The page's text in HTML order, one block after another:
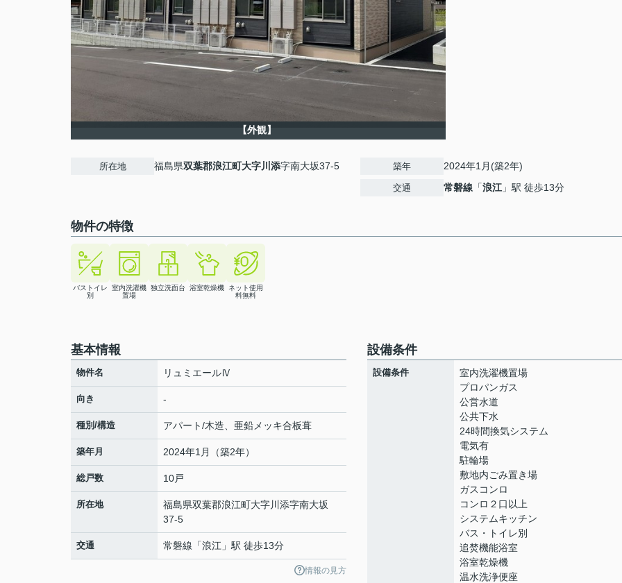
【外観】
所在地 福島県双葉郡浪江町大字川添字南大坂37-5 築年 2024年1月(築2年)
交通 常磐線 「浪江 」駅 徒歩13分
物件の特徴
バストイレ
別
室内洗濯機
置場
独立洗面台 浴室乾燥機 ネット使用
料無料
基本情報
物件名 リュミエールⅣ
向き -
種別/構造 アパート/木造、亜鉛メッキ合板葺
築年月 2024年1月（築2年）
総戸数 10戸
所在地 福島県双葉郡浪江町大字川添字南大坂
37-5
交通 常磐線 「浪江 」駅 徒歩13分
情報の見方
設備条件
設備条件
室内洗濯機置場
プロパンガス
公営水道
公共下水
24時間換気システム
電気有
駐輪場
敷地内ごみ置き場
ガスコンロ
コンロ２口以上
システムキッチン
バス・トイレ別
追焚機能浴室
浴室乾燥機
温水洗浄便座